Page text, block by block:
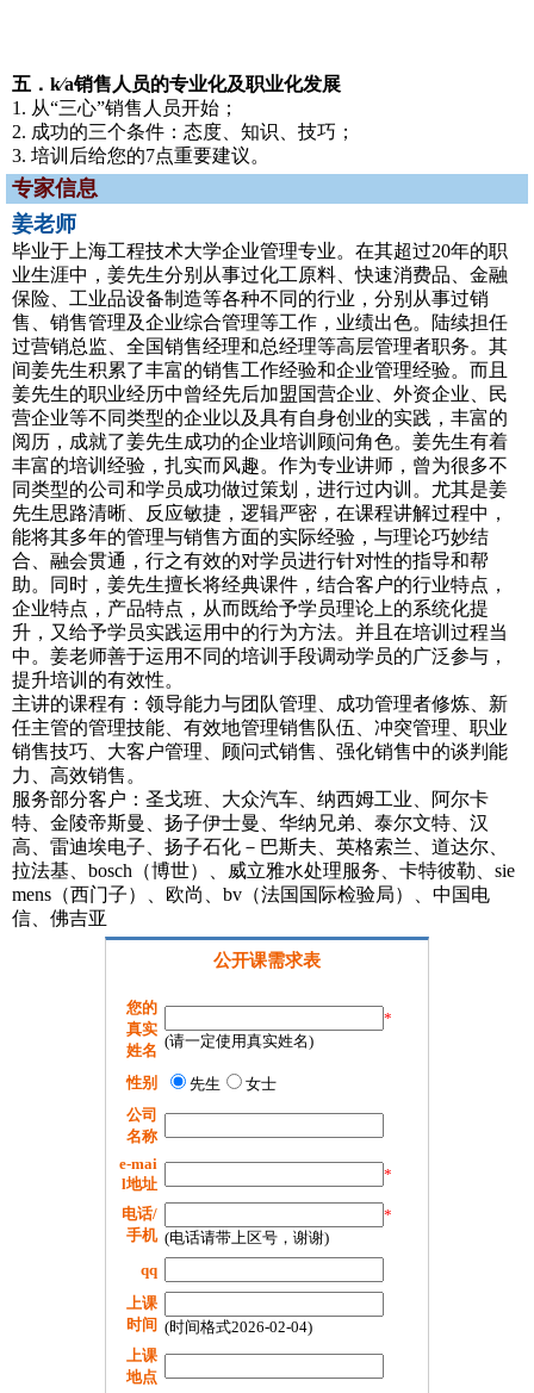
五．k∕a销售人员的专业化及职业化发展
1. 从“三心”销售人员开始；
2. 成功的三个条件：态度、知识、技巧；
3. 培训后给您的7点重要建议。
专家信息
姜老师
毕业于上海工程技术大学企业管理专业。在其超过20年的职
业生涯中，姜先生分别从事过化工原料、快速消费品、金融
保险、工业品设备制造等各种不同的行业，分别从事过销
售、销售管理及企业综合管理等工作，业绩出色。陆续担任
过营销总监、全国销售经理和总经理等高层管理者职务。其
间姜先生积累了丰富的销售工作经验和企业管理经验。而且
姜先生的职业经历中曾经先后加盟国营企业、外资企业、民
营企业等不同类型的企业以及具有自身创业的实践，丰富的
阅历，成就了姜先生成功的企业培训顾问角色。姜先生有着
丰富的培训经验，扎实而风趣。作为专业讲师，曾为很多不
同类型的公司和学员成功做过策划，进行过内训。尤其是姜
先生思路清晰、反应敏捷，逻辑严密，在课程讲解过程中，
能将其多年的管理与销售方面的实际经验，与理论巧妙结
合、融会贯通，行之有效的对学员进行针对性的指导和帮
助。同时，姜先生擅长将经典课件，结合客户的行业特点，
企业特点，产品特点，从而既给予学员理论上的系统化提
升，又给予学员实践运用中的行为方法。并且在培训过程当
中。姜老师善于运用不同的培训手段调动学员的广泛参与，
提升培训的有效性。
主讲的课程有：领导能力与团队管理、成功管理者修炼、新
任主管的管理技能、有效地管理销售队伍、冲突管理、职业
销售技巧、大客户管理、顾问式销售、强化销售中的谈判能
力、高效销售。
服务部分客户：圣戈班、大众汽车、纳西姆工业、阿尔卡
特、金陵帝斯曼、扬子伊士曼、华纳兄弟、泰尔文特、汉
高、雷迪埃电子、扬子石化－巴斯夫、英格索兰、道达尔、
拉法基、bosch（博世）、威立雅水处理服务、卡特彼勒、sie
mens（西门子）、欧尚、bv（法国国际检验局）、中国电
信、佛吉亚
公开课需求表
您的
真实
姓名
*
(请一定使用真实姓名)
性别 先生
女士
公司
名称
e-mai
l地址
*
电话/
手机
*
(电话请带上区号，谢谢)
qq
上课
时间 (时间格式2026-02-04)
上课
地点